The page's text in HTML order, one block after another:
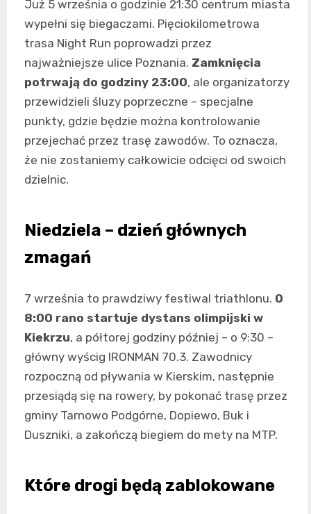
Już 5 września o godzinie 21:30 centrum miasta
wypełni się biegaczami. Pięciokilometrowa
trasa Night Run poprowadzi przez
najważniejsze ulice Poznania. Zamknięcia
potrwają do godziny 23:00, ale organizatorzy
przewidzieli śluzy poprzeczne – specjalne
punkty, gdzie będzie można kontrolowanie
przejechać przez trasę zawodów. To oznacza,
że nie zostaniemy całkowicie odcięci od swoich
dzielnic.
Niedziela – dzień głównych
zmagań
7 września to prawdziwy festiwal triathlonu. O
8:00 rano startuje dystans olimpijski w
Kiekrzu, a półtorej godziny później – o 9:30 –
główny wyścig IRONMAN 70.3. Zawodnicy
rozpoczną od pływania w Kierskim, następnie
przesiądą się na rowery, by pokonać trasę przez
gminy Tarnowo Podgórne, Dopiewo, Buk i
Duszniki, a zakończą biegiem do mety na MTP.
Które drogi będą zablokowane